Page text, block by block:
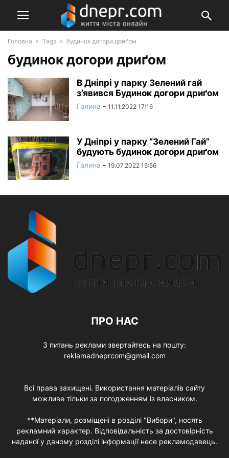
Головна Tags будинок догори дриґом
будинок догори дриґом
В Дніпрі у парку Зелений гай
з’явився Будинок догори дриґом
Галина - 11.11.2022 17:16
У Дніпрі у парку “Зелений Гай”
будують будинок догори дриґом
Галина - 19.07.2022 15:56
ПРО НАС
З питань реклами звертайтесь на пошту:
reklamadneprcom@gmail.com
Всі права захищені. Використання матеріалів сайту
можливе тільки за погодженням із власником.
**Матеріали, розміщені в розділі "Вибори", носять
рекламний характер. Відповідальність за достовірність
наданої у даному розділі інформації несе рекламодавець.